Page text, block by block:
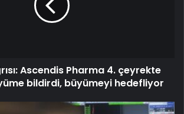
Ascendis Pharma 4. çeyrekte
bildirdi, büyümeyi hedefliyor